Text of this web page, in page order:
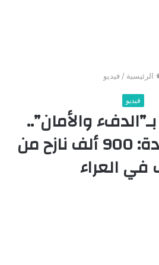
الرئيسية / فيديو
فيديو
والأمان”..
والأمم المتحدة: 900 ألف نازح من
في العراء